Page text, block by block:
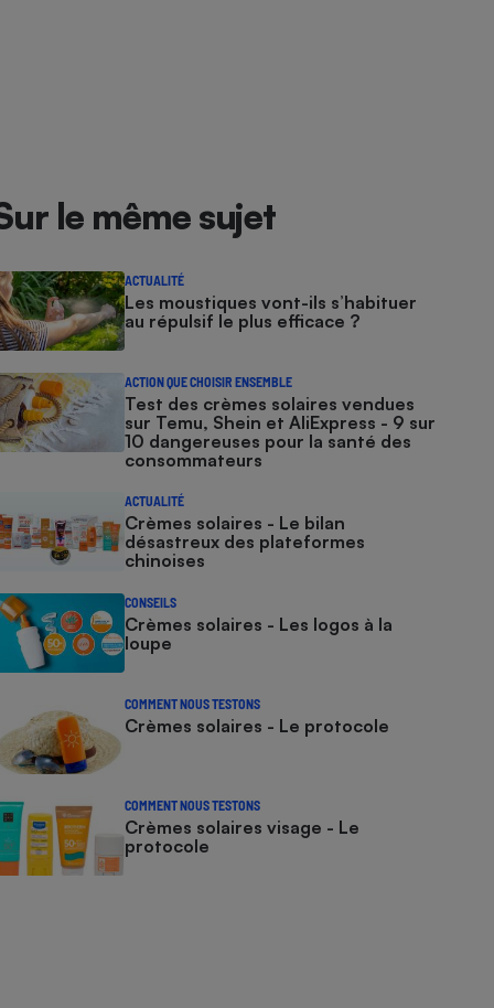
le même sujet
ACTUALITÉ
Les moustiques vont-ils s’habituer
au répulsif le plus efficace ?
ACTION QUE CHOISIR ENSEMBLE
Test des crèmes solaires vendues
sur Temu, Shein et AliExpress - 9 sur
10 dangereuses pour la santé des
consommateurs
ACTUALITÉ
Crèmes solaires - Le bilan
désastreux des plateformes
chinoises
CONSEILS
Crèmes solaires - Les logos à la
loupe
COMMENT NOUS TESTONS
Crèmes solaires - Le protocole
COMMENT NOUS TESTONS
Crèmes solaires visage - Le
protocole